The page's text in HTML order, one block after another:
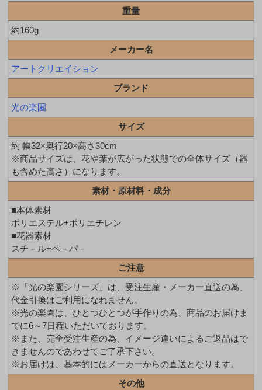
重量
約160g
メーカー名
アートクリエイション
ブランド
光の楽園
サイズ
約 幅32×奥行20×高さ30cm
※商品サイズは、花や葉が広がった状態での全体サイズ（器
も含めた高さ）になります。
素材・原材料・成分
■本体素材
ポリエステル+ポリエチレン
■花器素材
スチ－ル+ペ－パ－
ご注意
※「光の楽園シリーズ」は、受注生産・メーカー直送の為、
代金引換はご利用になれません。
※光の楽園は、ひとつひとつが手作りの為、商品のお届けま
でに6～7日程いただいております。
※また、完全受注生産の為、イメージ違いによるご返品はで
きませんのであわせてご了承下さい。
※お届けは、基本的にはメーカーからの直送となります。
その他